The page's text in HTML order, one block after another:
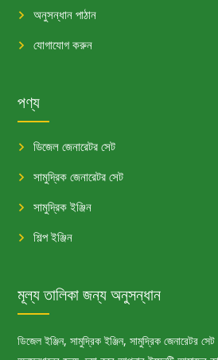
অনুসন্ধান পাঠান
যোগাযোগ করুন
পণ্য
ডিজেল জেনারেটর সেট
সামুদ্রিক জেনারেটর সেট
সামুদ্রিক ইঞ্জিন
শিল্প ইঞ্জিন
মূল্য তালিকা জন্য অনুসন্ধান
ডিজেল ইঞ্জিন, সামুদ্রিক ইঞ্জিন, সামুদ্রিক জেনারেটর